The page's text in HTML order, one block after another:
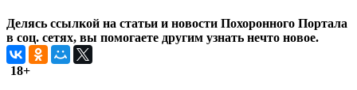
Делясь ссылкой на статьи и новости Похоронного Портала
в соц. сетях, вы помогаете другим узнать нечто новое.
18+